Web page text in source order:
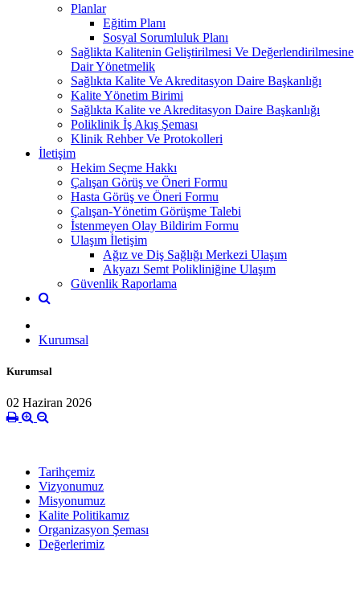
Planlar
Eğitim Planı
Sosyal Sorumluluk Planı
Sağlikta Kalitenin Geliştirilmesi Ve Değerlendirilmesine
Dair Yönetmelik
Sağlıkta Kalite Ve Akreditasyon Daire Başkanlığı​
Kalite Yönetim Birimi
Sağlıkta Kalite ve Akreditasyon Daire Başkanlığı
Poliklinik İş Akış Şeması
Klinik Rehber Ve Protokolleri
İletişim
Hekim Seçme Hakkı
Çalışan Görüş ve Öneri Formu
Hasta Görüş ve Öneri Formu
Çalışan-Yönetim Görüşme Talebi
İstenmeyen Olay Bildirim Formu
Ulaşım İletişim
Ağız ve Diş Sağlığı Merkezi Ulaşım
Akyazı Semt Polikliniğine Ulaşım
Güvenlik Raporlama
Kurumsal
Kurumsal
02 Haziran 2026
Tarihçemiz
Vizyonumuz
Misyonumuz
Kalite Politikamız
Organizasyon Şeması
Değerlerimiz